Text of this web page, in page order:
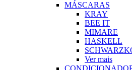
MÁSCARAS
KRAY
BEE IT
MIMARE
HASKELL
Ver mais